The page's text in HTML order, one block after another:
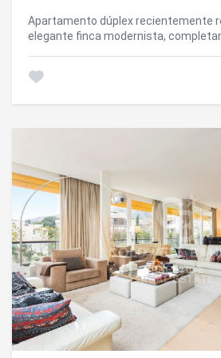
Apartamento dúplex recientemente
elegante finca modernista,
amplios dormitorios y dos baños
acogedor distribuidor da paso a una
zona de día de concepto abierto,
con chimenea y salida a un balcón
para disfrutar de la luz natural y de
este mismo espacio se integra un
amueblado y una cocina office
planta se completa con un dormitorio
completo. La planta superior alberga dos amplias
estancias adicionales, actualmente
dormitorio y despacho,
segundo baño completo con ducha. Ubicada en el barrio de
montaña del Tibidabo, a tan solo 3
privado del centro de Vallvidrera,
todos los servicios y comercios
emblemático parque de atracciones
ubicación privilegiada para quienes